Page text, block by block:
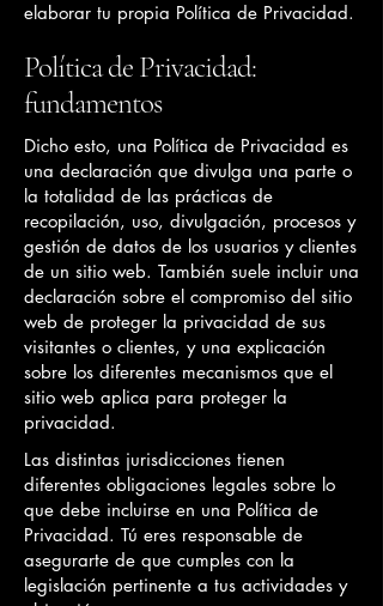
elaborar tu propia Política de Privacidad.
Política de Privacidad:
fundamentos
Dicho esto, una Política de Privacidad es
una declaración que divulga una parte o
la totalidad de las prácticas de
recopilación, uso, divulgación, procesos y
gestión de datos de los usuarios y clientes
de un sitio web. También suele incluir una
declaración sobre el compromiso del sitio
web de proteger la privacidad de sus
visitantes o clientes, y una explicación
sobre los diferentes mecanismos que el
sitio web aplica para proteger la
privacidad.
Las distintas jurisdicciones tienen
diferentes obligaciones legales sobre lo
que debe incluirse en una Política de
Privacidad. Tú eres responsable de
asegurarte de que cumples con la
legislación pertinente a tus actividades y